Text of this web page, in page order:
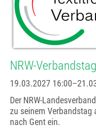
NRW-
19.03.2027
Der NRW-
zu seinem Verbandstag
nach Gent ein.